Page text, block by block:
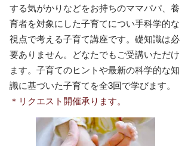
する気がかりなどをお持ちのママパパ、養
育者を対象にした子育てについ手科学的な
視点で考える子育て講座です。礎知識は必
要ありません。どなたでもご受講いただけ
ます。子育てのヒントや最新の科学的な知
識に基づいた子育てを全3回で学びます。​​
＊リクエスト開催承ります。